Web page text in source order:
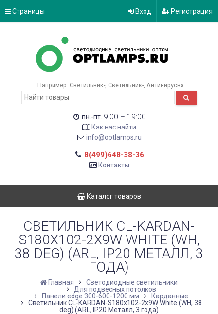
Страницы Вход Регистрация
Например: Светильник- Светильник- Антивирусна
пн.-пт. 9:00 – 19:00
Как нас найти
info@optlamps.ru
8(499)648-38-36
Контакты
Каталог товаров
СВЕТИЛЬНИК CL-KARDAN-
S180X102-2X9W WHITE (WH,
38 DEG) (ARL, IP20 МЕТАЛЛ, 3
ГОДА)
Главная
Светодиодные светильники
Для подвесных потолков
Панели edge 300-600-1200 мм
Карданные
Светильник CL-KARDAN-S180x102-2x9W White (WH, 38
deg) (ARL, IP20 Металл, 3 года)